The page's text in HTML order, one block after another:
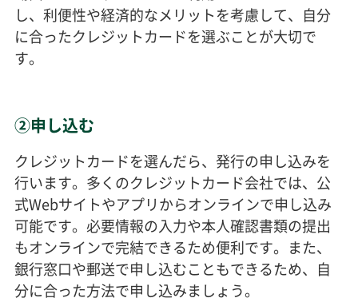
し、利便性や経済的なメリットを考慮して、自分
に合ったクレジットカードを選ぶことが大切で
す。
②申し込む
クレジットカードを選んだら、発行の申し込みを
行います。多くのクレジットカード会社では、公
式Webサイトやアプリからオンラインで申し込み
可能です。必要情報の入力や本人確認書類の提出
もオンラインで完結できるため便利です。また、
銀行窓口や郵送で申し込むこともできるため、自
分に合った方法で申し込みましょう。